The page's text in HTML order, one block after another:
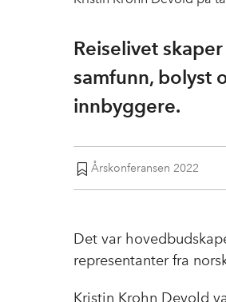
Reiselivet
samfunn, bolyst
innbyggere.
Årskonferansen 2022
Det var
representanter fra
Kristin Krohn Devold